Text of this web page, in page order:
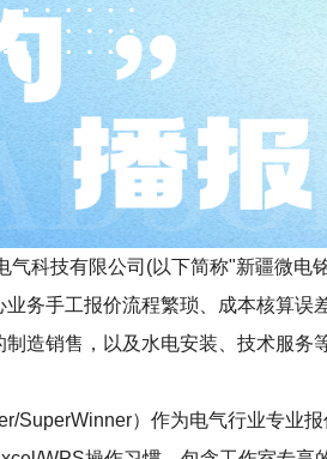
气科技有限公司(以下简称"新疆微
务手工报价流程繁琐、成本核算
造销售，以及水电安装、技术服务
SuperWinner）作为电气行业专业